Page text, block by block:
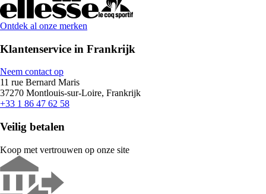
Ontdek al onze merken
Klantenservice in Frankrijk
Neem contact op
11 rue Bernard Maris
37270 Montlouis-sur-Loire, Frankrijk
+33 1 86 47 62 58
Veilig betalen
Koop met vertrouwen op onze site